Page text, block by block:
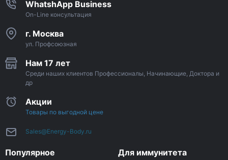
WhatshApp Business
On-Line консультация
г. Москва
ул. Профсоюзная
Нам 17 лет
Среди наших клиентов Профессионалы, Начинающие, Доктора и
др
Акции
Товары по выгодной цене
Sales@Energy-Body.ru
Популярное Для иммунитета